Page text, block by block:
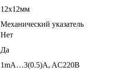
12х12мм
Механический указатель
Нет
Да
1mA…3(0.5)A, AC220В